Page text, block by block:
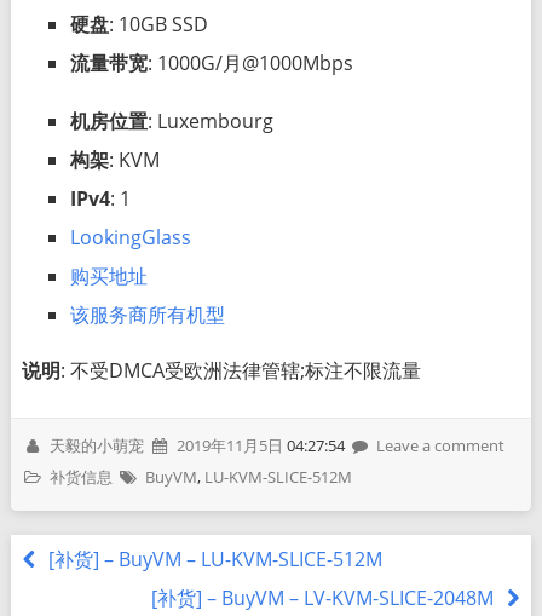
硬盘: 10GB SSD
流量带宽: 1000G/月@1000Mbps
机房位置: Luxembourg
构架: KVM
IPv4: 1
LookingGlass
购买地址
该服务商所有机型
说明: 不受DMCA受欧洲法律管辖;标注不限流量
天毅的小萌宠 2019年11月5日 04:27:54
Leave a comment
补货信息
BuyVM, LU-KVM-SLICE-512M
[补货] – BuyVM – LU-KVM-SLICE-512M
[补货] – BuyVM – LV-KVM-SLICE-2048M